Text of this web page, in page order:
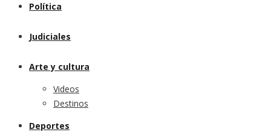
Política
Judiciales
Arte y cultura
Videos
Destinos
Deportes